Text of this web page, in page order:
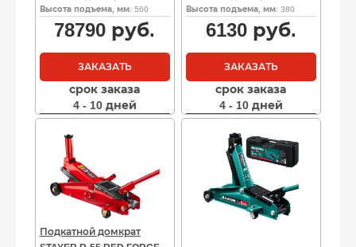
Высота подъема, мм: 560
78790 руб.
ЗАКАЗАТЬ
срок заказа
4 - 10 дней
Высота подъема, мм: 380
6130руб.
ЗАКАЗАТЬ
срок заказа
4 - 10 дней
Подкатной домкрат